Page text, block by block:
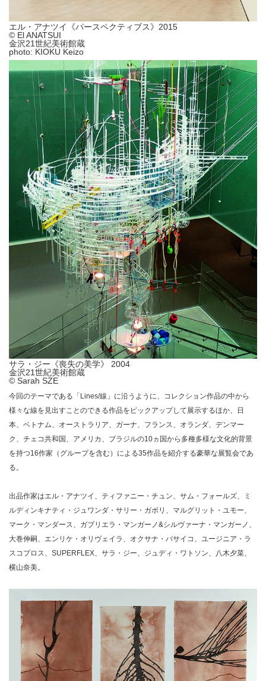
エル・アナツイ《パースペクティブス》2015
© El ANATSUI
金沢21世紀美術館蔵
photo: KIOKU Keizo
サラ・ジー《喪失の美学》 2004
金沢21世紀美術館蔵
© Sarah SZE
今回のテーマである「Lines/線」に沿うように、コレクション作品の中から
様々な線を見出すことのできる作品をピックアップして展示するほか、日
本、ベトナム、オーストラリア、ガーナ、フランス、オランダ、デンマー
ク、チェコ共和国、アメリカ、ブラジルの10ヵ国から多種多様な文化的背景
を持つ16作家（グループを含む）による35作品を紹介する豪華な展覧会であ
る。
出品作家はエル・アナツイ、ティファニー・チュン、サム・フォールズ、ミ
ルディンキナティ・ジュワンダ・サリー・ガボリ、マルグリット・ユモー、
マーク・マンダース、ガブリエラ・マンガーノ&シルヴァーナ・マンガーノ、
大巻伸嗣、エンリケ・オリヴェイラ、オクサナ・パサイコ、ユージニア・ラ
スコプロス、SUPERFLEX、サラ・ジー、ジュディ・ワトソン、八木夕菜、
横山奈美。